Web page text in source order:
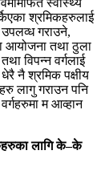
श्रमिकहरुलाई
गराउने,
आयोजना तथा ठुला
विपन्न वर्गलाई
नै श्रमिक पक्षीय
लागु गराउन पनि
म आव्हान
लागि के–के